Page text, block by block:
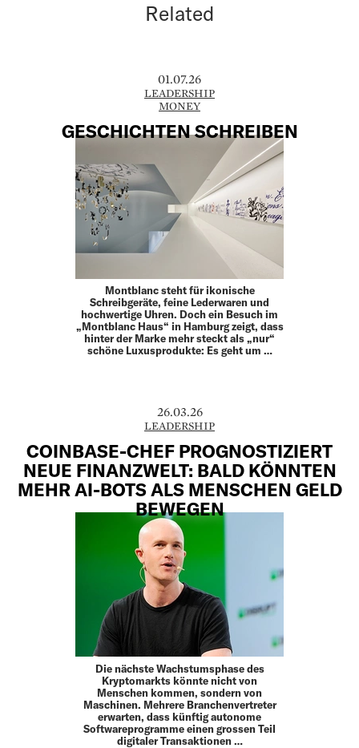
Related
01.07.26
LEADERSHIP
MONEY
GESCHICHTEN SCHREIBEN
Montblanc steht für ikonische
Schreibgeräte, feine Leder­waren und
hochwertige Uhren. Doch ein Besuch im
„Montblanc Haus“ in Hamburg zeigt, dass
hinter der Marke mehr steckt als „nur“
schöne Luxusprodukte: Es geht um …
26.03.26
LEADERSHIP
COINBASE-CHEF PROGNOSTIZIERT
NEUE FINANZWELT: BALD KÖNNTEN
MEHR AI-BOTS ALS MENSCHEN GELD
BEWEGEN
Die nächste Wachstumsphase des
Kryptomarkts könnte nicht von
Menschen kommen, sondern von
Maschinen. Mehrere Branchenvertreter
erwarten, dass künftig autonome
Softwareprogramme einen grossen Teil
digitaler Transaktionen …